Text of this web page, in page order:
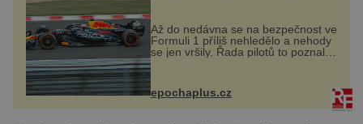
Až do nedávna se na bezpečnost ve
Formuli 1 příliš nehledělo a nehody
se jen vršily. Řada pilotů to poznala
na vlastní kůži, často s trvalými
následky nebo bohužel i ztrátou
života. Dnes nepochopiteln...
epochaplus.cz